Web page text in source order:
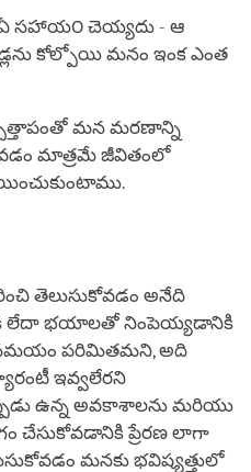
ఏ సహాయ౦ చెయ్యదు - ఆ
కోల్పోయి మనం ఇంక ఎంత
మన మరణాన్ని
మాత్రమే జీవితంలో
తెలుసుకోవడం అనేది
లేదా భయాలతో నింపెయ్యడానికి
సమయం పరిమితమని, అది
ఇవ్వలేరని
ఉన్న అవకాశాలను మరియు
చేసుకోవడానికి ప్రేరణ లాగా
మనకు భవిష్యత్తులో